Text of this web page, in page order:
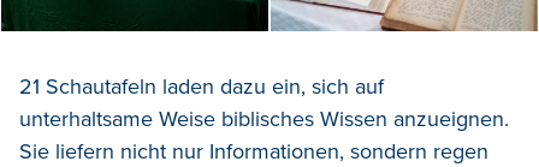
21 Schautafeln laden dazu ein, sich auf
unterhaltsame Weise biblisches Wissen anzueignen.
Sie liefern nicht nur Informationen, sondern regen